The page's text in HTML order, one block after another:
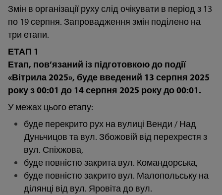
Змін в організації руху слід очікувати в період з 13
по 19 серпня. Запровадження змін поділено на
три етапи.
ЕТАП 1
Етап, пов’язаний із підготовкою до події
«Вітрила 2025», буде введений 13 серпня 2025
року з 00:01 до 14 серпня 2025 року до 00:01.
У межах цього етапу:
буде перекрито рух на вулиці Венди / Над
Дуньчицов та вул. Збожовій від перехрестя з
вул. Спіхжова,
буде повністю закрита вул. Командорська,
буде повністю закрито вул. Малопольську на
ділянці від вул. Яровіта до вул.